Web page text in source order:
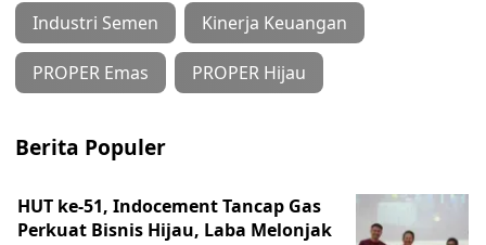
Industri Semen Kinerja Keuangan
PROPER Emas PROPER Hijau
Berita Populer
HUT ke-51, Indocement Tancap Gas
Perkuat Bisnis Hijau, Laba Melonjak